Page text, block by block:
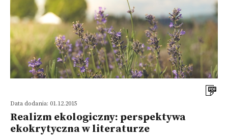
Data dodania: 01.12.2015
Realizm ekologiczny: perspektywa
ekokrytyczna w literaturze